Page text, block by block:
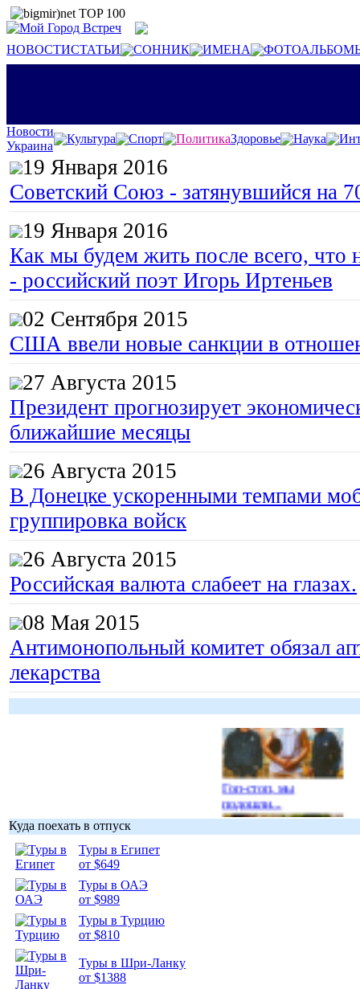
НОВОСТИСТАТЬИ СОННИК ИМЕНА
Новости
Украина
Культура Спорт ПолитикаЗдоровье Наука
19 Января 2016
Советский Союз - затянувшийся на
19 Января 2016
Как мы будем жить после всего, что
- российский поэт Игорь Иртеньев
02 Сентября 2015
США ввели новые санкции в
27 Августа 2015
Президент прогнозирует
ближайшие месяцы
26 Августа 2015
В Донецке ускоренными темпами
группировка войск
26 Августа 2015
Российская валюта слабеет на глазах.
08 Мая 2015
Антимонопольный комитет обязал
лекарства
Гоп-стоп, мы
подошли...
Куда поехать в отпуск
Туры в Египет
от $649
Туры в ОАЭ
от $989
Туры в Турцию
от $810
Туры в Шри-Ланку
от $1388